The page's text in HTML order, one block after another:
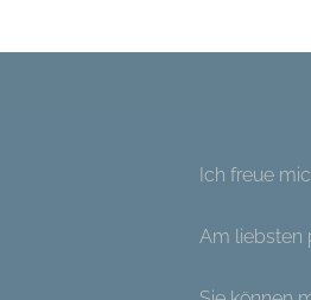
Ich freue
Am liebsten